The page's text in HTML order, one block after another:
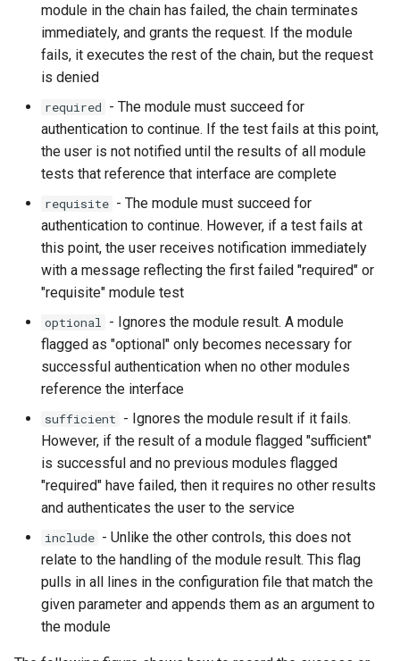
module in the chain has failed, the chain terminates
immediately, and grants the request. If the module
fails, it executes the rest of the chain, but the request
is denied
required - The module must succeed for
authentication to continue. If the test fails at this point,
the user is not notified until the results of all module
tests that reference that interface are complete
requisite - The module must succeed for
authentication to continue. However, if a test fails at
this point, the user receives notification immediately
with a message reflecting the first failed "required" or
"requisite" module test
optional - Ignores the module result. A module
flagged as "optional" only becomes necessary for
successful authentication when no other modules
reference the interface
sufficient - Ignores the module result if it fails.
However, if the result of a module flagged "sufficient"
is successful and no previous modules flagged
"required" have failed, then it requires no other results
and authenticates the user to the service
include - Unlike the other controls, this does not
relate to the handling of the module result. This flag
pulls in all lines in the configuration file that match the
given parameter and appends them as an argument to
the module